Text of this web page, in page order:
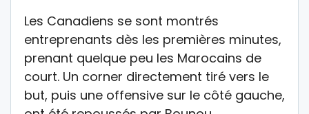
Les Canadiens se sont montrés
entreprenants dès les premières minutes,
prenant quelque peu les Marocains de
court. Un corner directement tiré vers le
but, puis une offensive sur le côté gauche,